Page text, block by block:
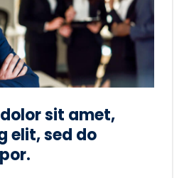
sit amet,
elit, sed do